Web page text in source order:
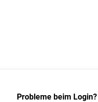
Probleme beim Login?